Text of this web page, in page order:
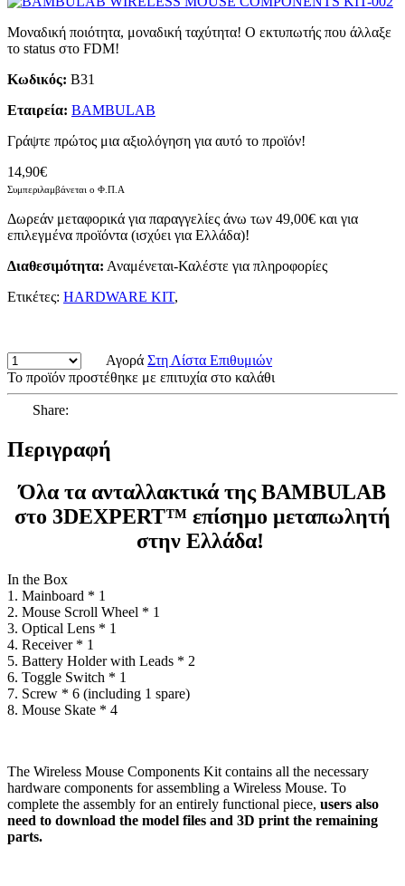
Μοναδική ποιότητα, μοναδική ταχύτητα! Ο εκτυπωτής που άλλαξε
το status στο FDM!
Κωδικός: B31
Εταιρεία: BAMBULAB
Γράψτε πρώτος μια αξιολόγηση για αυτό το προϊόν!
14,90€
Συμπεριλαμβάνεται ο Φ.Π.Α
Δωρεάν μεταφορικά για παραγγελίες άνω των 49,00€ και για
επιλεγμένα προϊόντα (ισχύει για Ελλάδα)!
Διαθεσιμότητα: Αναμένεται-Καλέστε για πληροφορίες
Ετικέτες: HARDWARE KIT,
Αγορά Στη Λίστα Επιθυμιών
Το προϊόν προστέθηκε με επιτυχία στο καλάθι
Share:
Περιγραφή
Όλα τα ανταλλακτικά της BAMBULAB
στο 3DEXPERT™ επίσημο μεταπωλητή
στην Ελλάδα!
In the Box
1. Mainboard * 1
2. Mouse Scroll Wheel * 1
3. Optical Lens * 1
4. Receiver * 1
5. Battery Holder with Leads * 2
6. Toggle Switch * 1
7. Screw * 6 (including 1 spare)
8. Mouse Skate * 4
The Wireless Mouse Components Kit contains all the necessary
hardware components for assembling a Wireless Mouse. To
complete the assembly for an entirely functional piece, users also
need to download the model files and 3D print the remaining
parts.